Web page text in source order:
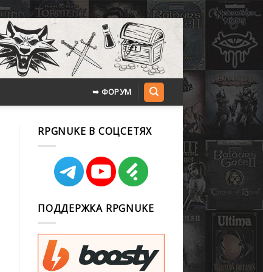
➥ ФОРУМ
RPGNUKE В СОЦСЕТЯХ
ПОДДЕРЖКА RPGNUKE